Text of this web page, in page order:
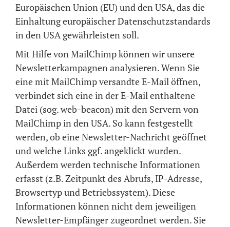
Europäischen Union (EU) und den USA, das die
Einhaltung europäischer Datenschutzstandards
in den USA gewährleisten soll.
Mit Hilfe von MailChimp können wir unsere
Newsletterkampagnen analysieren. Wenn Sie
eine mit MailChimp versandte E-Mail öffnen,
verbindet sich eine in der E-Mail enthaltene
Datei (sog. web-beacon) mit den Servern von
MailChimp in den USA. So kann festgestellt
werden, ob eine Newsletter-Nachricht geöffnet
und welche Links ggf. angeklickt wurden.
Außerdem werden technische Informationen
erfasst (z.B. Zeitpunkt des Abrufs, IP-Adresse,
Browsertyp und Betriebssystem). Diese
Informationen können nicht dem jeweiligen
Newsletter-Empfänger zugeordnet werden. Sie